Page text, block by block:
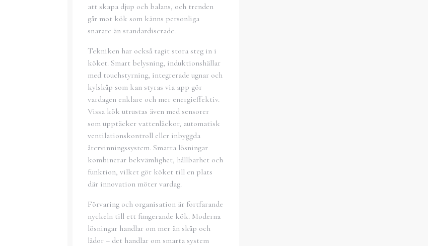
att skapa djup och balans, och trenden
går mot kök som känns personliga
snarare än standardiserade.
Tekniken har också tagit stora steg in i
köket. Smart belysning, induktionshällar
med touchstyrning, integrerade ugnar och
kylskåp som kan styras via app gör
vardagen enklare och mer energieffektiv.
Vissa kök utrustas även med sensorer
som upptäcker vattenläckor, automatisk
ventilationskontroll eller inbyggda
återvinningssystem. Smarta lösningar
kombinerar bekvämlighet, hållbarhet och
funktion, vilket gör köket till en plats
där innovation möter vardag.
Förvaring och organisation är fortfarande
nyckeln till ett fungerande kök. Moderna
lösningar handlar om mer än skåp och
lådor – det handlar om smarta system